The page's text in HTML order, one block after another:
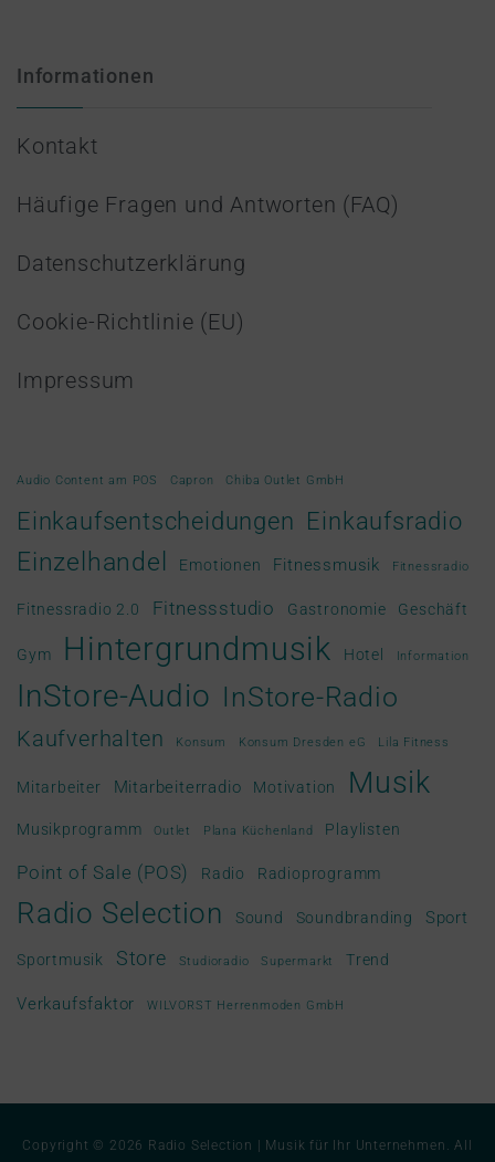
Informationen
Kontakt
Häufige Fragen und Antworten (FAQ)
Datenschutzerklärung
Cookie-Richtlinie (EU)
Impressum
Audio Content am POS Capron Chiba Outlet GmbH
Einkaufsentscheidungen Einkaufsradio
Einzelhandel Emotionen Fitnessmusik Fitnessradio
Fitnessradio 2.0 Fitnessstudio Gastronomie Geschäft
Gym Hintergrundmusik Hotel Information
InStore-Audio InStore-Radio
Kaufverhalten Konsum Konsum Dresden eG Lila Fitness
Mitarbeiter Mitarbeiterradio Motivation Musik
Musikprogramm Outlet Plana Küchenland Playlisten
Point of Sale (POS) Radio Radioprogramm
Radio Selection Sound Soundbranding Sport
Sportmusik Store Studioradio Supermarkt Trend
Verkaufsfaktor WILVORST Herrenmoden GmbH
Copyright © 2026 Radio Selection | Musik für Ihr Unternehmen . All